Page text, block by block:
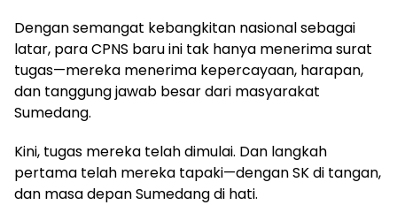
Dengan semangat kebangkitan nasional sebagai
latar, para CPNS baru ini tak hanya menerima surat
tugas—mereka menerima kepercayaan, harapan,
dan tanggung jawab besar dari masyarakat
Sumedang.
Kini, tugas mereka telah dimulai. Dan langkah
pertama telah mereka tapaki—dengan SK di tangan,
dan masa depan Sumedang di hati.